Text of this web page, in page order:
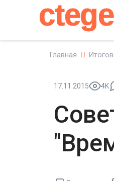
ctege
Главная
17.11.2015 4K